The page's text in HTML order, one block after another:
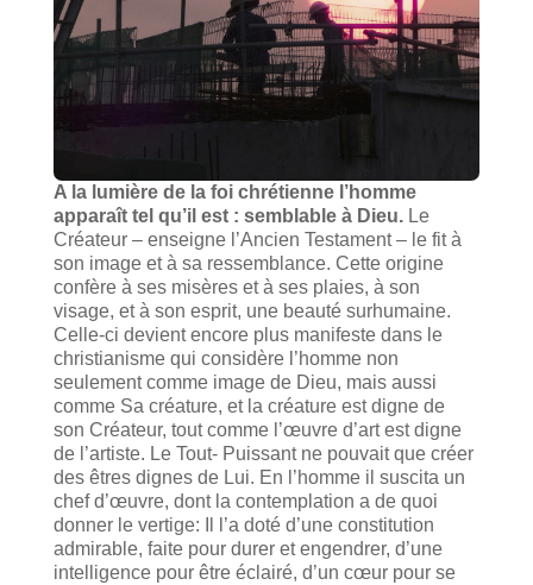
A la lumière de la foi chrétienne l’homme
apparaît tel qu’il est : semblable à Dieu.Le
Créateur – enseigne l’Ancien Testament – le fit à
son image et à sa ressemblance. Cette origine
confère à ses misères et à ses plaies, à son
visage, et à son esprit, une beauté surhumaine.
Celle-ci devient encore plus manifeste dans le
christianisme qui considère l’homme non
seulement comme image de Dieu, mais aussi
comme Sa créature, et la créature est digne de
son Créateur, tout comme l’œuvre d’art est digne
de l’artiste. Le Tout- Puissant ne pouvait que créer
des êtres dignes de Lui. En l’homme il suscita un
chef d’œuvre, dont la contemplation a de quoi
donner le vertige: Il l’a doté d’une constitution
admirable, faite pour durer et engendrer, d’une
intelligence pour être éclairé, d’un cœur pour se